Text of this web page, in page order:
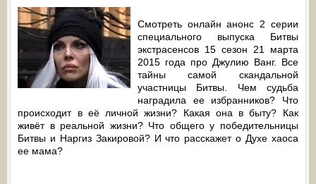
Смотреть онлайн анонс 2 серии
специального выпуска Битвы
экстрасенсов 15 сезон 21 марта
2015 года про Джулию Ванг. Все
тайны самой скандальной
участницы Битвы. Чем судьба
наградила ее избранников? Что
происходит в её личной жизни? Какая она в быту? Как
живёт в реальной жизни? Что общего у победительницы
Битвы и Наргиз Закировой? И что расскажет о Духе хаоса
ее мама?